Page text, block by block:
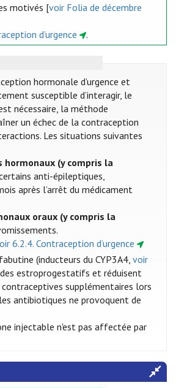
motivés [voir Folia de décembre
d’urgence .
hormonale d’urgence et
susceptible d’interagir, le
nécessaire, la méthode
un échec de la contraception
Les situations suivantes
(y compris la
anti-épileptiques,
après l’arrêt du médicament
oraux (y compris la
6.2.4. Contraception d’urgence
(inducteurs du CYP3A4,voir
estroprogestatifs et réduisent
supplémentaires lors
antibiotiques ne provoquent de
injectable n'est pas affectée par